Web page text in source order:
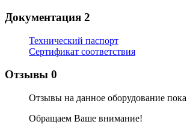
Документация 2
Технический паспорт
Сертификат соответствия
Отзывы 0
Отзывы на данное оборудование пока
Обращаем Ваше внимание!